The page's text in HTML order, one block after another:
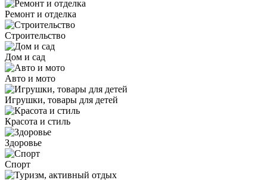
Ремонт и отделка
Строительство
Дом и сад
Авто и мото
Игрушки, товары для детей
Красота и стиль
Здоровье
Спорт